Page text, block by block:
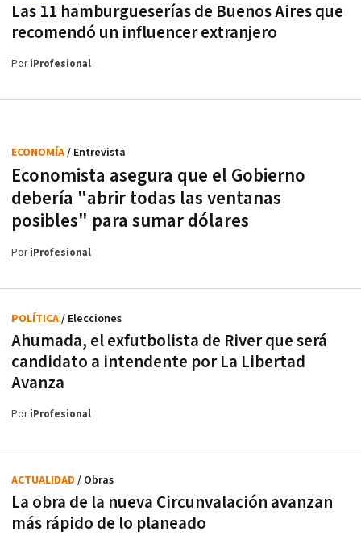
Las 11 hamburgueserías de Buenos Aires que
recomendó un influencer extranjero
PoriProfesional
Economista asegura que el Gobierno
debería "abrir todas las ventanas
posibles" para sumar dólares
ECONOMÍA/ Entrevista
PoriProfesional
Ahumada, el exfutbolista de River que será
candidato a intendente por La Libertad
Avanza
POLÍTICA/ Elecciones
PoriProfesional
La obra de la nueva Circunvalación avanzan
más rápido de lo planeado
ACTUALIDAD / Obras